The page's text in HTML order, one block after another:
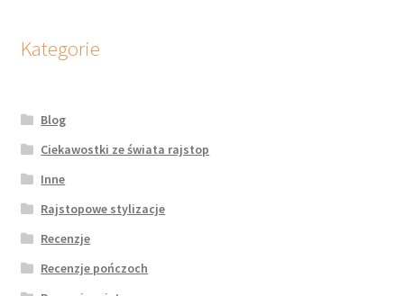
Kategorie
Blog
Ciekawostki ze świata rajstop
Inne
Rajstopowe stylizacje
Recenzje
Recenzje pończoch